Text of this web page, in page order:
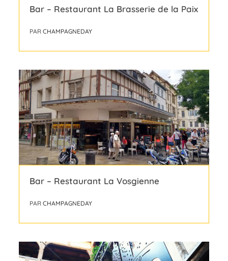
Bar – Restaurant La Brasserie de la Paix
PAR CHAMPAGNEDAY
Bar – Restaurant La Vosgienne
PAR CHAMPAGNEDAY